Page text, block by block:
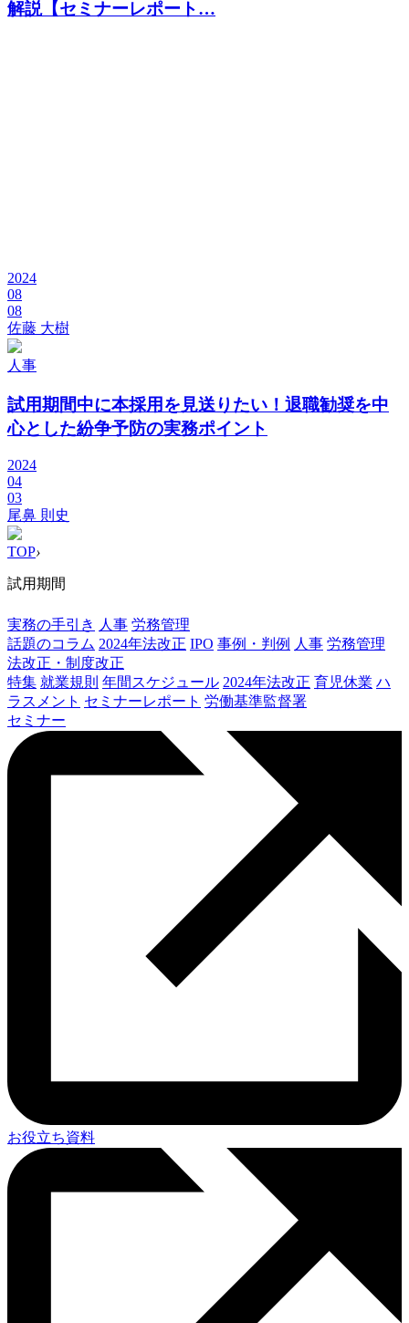
解説【セミナーレポート…
2024
08
08
佐藤 大樹
人事
試用期間中に本採用を見送りたい！ 退職勧奨を中
心とした紛争予防の実務ポイント
2024
04
03
尾鼻 則史
TOP›
試用期間
実務の手引き 人事 労務管理
話題のコラム 2024年法改正 IPO 事例・判例 人事 労務管理
法改正・制度改正
特集 就業規則 年間スケジュール 2024年法改正 育児休業 ハ
ラスメント セミナーレポート 労働基準監督署
セミナー
お役立ち資料